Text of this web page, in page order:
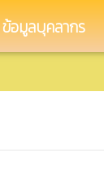
ข้อมูลบุคลากร